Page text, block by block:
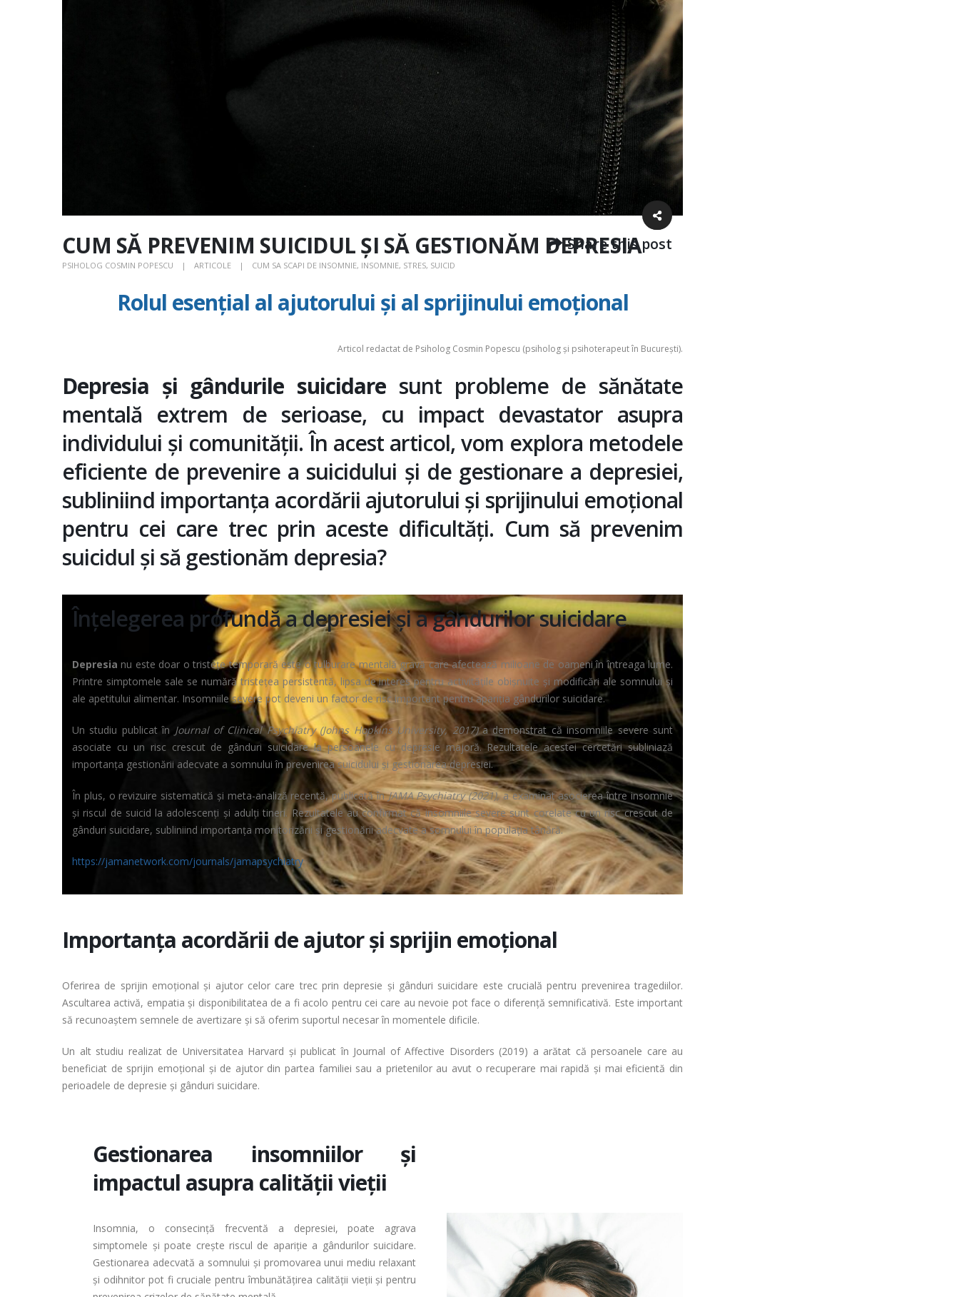
Share this post
CUM SĂ PREVENIM SUICIDUL ȘI SĂ GESTIONĂM DEPRESIA
PSIHOLOG COSMIN POPESCU ARTICOLE CUM SA SCAPI DE INSOMNIE, INSOMNIE, STRES, SUICID
Rolul esențial al ajutorului și al sprijinului emoțional
Articol redactat de Psiholog Cosmin Popescu (psiholog și psihoterapeut în București).
Depresia și gândurile suicidare sunt probleme de sănătate
mentală extrem de serioase, cu impact devastator asupra
individului și comunității. În acest articol, vom explora metodele
eficiente de prevenire a suicidului și de gestionare a depresiei,
subliniind importanța acordării ajutorului și sprijinului emoțional
pentru cei care trec prin aceste dificultăți. Cum să prevenim
suicidul și să gestionăm depresia?
Înțelegerea profundă a depresiei și a gândurilor suicidare
Depresia nu este doar o tristețe temporară este o tulburare mentală gravă care afectează milioane de oameni în întreaga lume.
Printre simptomele sale se numără tristețea persistentă, lipsa de interes pentru activitățile obișnuite și modificări ale somnului și
ale apetitului alimentar. Insomniile severe pot deveni un factor de risc important pentru apariția gândurilor suicidare.
Un studiu publicat în Journal of Clinical Psychiatry (Johns Hopkins University, 2017)a demonstrat că insomniile severe sunt
asociate cu un risc crescut de gânduri suicidare la persoanele cu depresie majoră. Rezultatele acestei cercetări subliniază
importanța gestionării adecvate a somnului în prevenirea suicidului și gestionarea depresiei.
În plus, o revizuire sistematică și meta-analiză recentă, publicată înJAMA Psychiatry (2021),a examinat asocierea între insomnie
și riscul de suicid la adolescenți și adulți tineri. Rezultatele au confirmat că insomniile severe sunt corelate cu un risc crescut de
gânduri suicidare, subliniind importanța monitorizării și gestionării adecvate a somnului în populația tânără.
https://jamanetwork.com/journals/jamapsychiatry
Importanța acordării de ajutor și sprijin emoțional
Oferirea de sprijin emoțional și ajutor celor care trec prin depresie și gânduri suicidare este crucială pentru prevenirea tragediilor.
Ascultarea activă, empatia și disponibilitatea de a fi acolo pentru cei care au nevoie pot face o diferență semnificativă. Este important
să recunoaștem semnele de avertizare și să oferim suportul necesar în momentele dificile.
Un alt studiu realizat de Universitatea Harvard și publicat în Journal of Affective Disorders (2019) a arătat că persoanele care au
beneficiat de sprijin emoțional și de ajutor din partea familiei sau a prietenilor au avut o recuperare mai rapidă și mai eficientă din
perioadele de depresie și gânduri suicidare.
Gestionarea insomniilor și
impactul asupra calității vieții
Insomnia, o consecință frecventă a depresiei, poate agrava
simptomele și poate crește riscul de apariție a gândurilor suicidare.
Gestionarea adecvată a somnului și promovarea unui mediu relaxant
și odihnitor pot fi cruciale pentru îmbunătățirea calității vieții și pentru